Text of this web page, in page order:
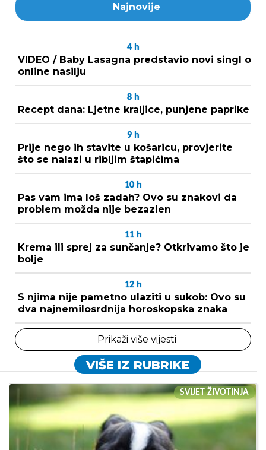
Najnovije
4 h
VIDEO / Baby Lasagna predstavio novi singl o
online nasilju
8 h
Recept dana: Ljetne kraljice, punjene paprike
9 h
Prije nego ih stavite u košaricu, provjerite
što se nalazi u ribljim štapićima
10 h
Pas vam ima loš zadah? Ovo su znakovi da
problem možda nije bezazlen
11 h
Krema ili sprej za sunčanje? Otkrivamo što je
bolje
12 h
S njima nije pametno ulaziti u sukob: Ovo su
dva najnemilosrdnija horoskopska znaka
Prikaži više vijesti
VIŠE IZ RUBRIKE
SVIJET ŽIVOTINJA